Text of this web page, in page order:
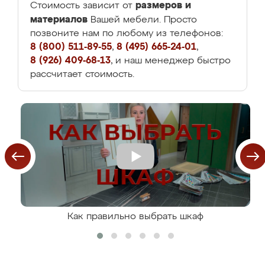
Стоимость зависит от размеров и
материалов Вашей мебели. Просто
позвоните нам по любому из телефонов:
8 (800) 511-89-55, 8 (495) 665-24-01,
8 (926) 409-68-13, и наш менеджер быстро
рассчитает стоимость.
Как правильно выбрать шкаф